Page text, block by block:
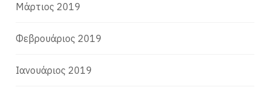
Μάρτιος 2019
Φεβρουάριος 2019
Ιανουάριος 2019